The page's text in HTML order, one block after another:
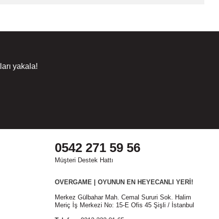
yakala!
0542 271 59 56
Müşteri Destek Hattı
OVERGAME | OYUNUN EN HEYECANLI YERİ!
Merkez Gülbahar Mah. Cemal Sururi Sok. Halim
Meriç İş Merkezi No: 15-E Ofis 45 Şişli / İstanbul